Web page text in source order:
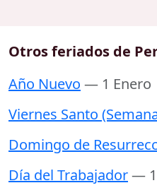
Otros feriados de
Año Nuevo — 1 Enero
Viernes Santo
Domingo de
Día del Trabajador— 1